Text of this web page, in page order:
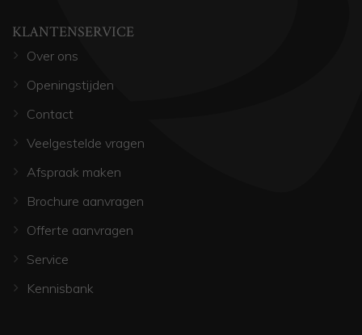
KLANTENSERVICE
Over ons
Openingstijden
Contact
Veelgestelde vragen
Afspraak maken
Brochure aanvragen
Offerte aanvragen
Service
Kennisbank